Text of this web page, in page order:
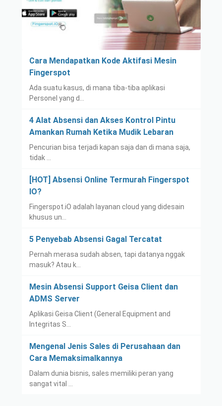
Cara Mendapatkan Kode Aktifasi Mesin
Fingerspot
Ada suatu kasus, di mana tiba-tiba aplikasi
Personel yang d…
4 Alat Absensi dan Akses Kontrol Pintu
Amankan Rumah Ketika Mudik Lebaran
Pencurian bisa terjadi kapan saja dan di mana saja,
tidak …
[HOT] Absensi Online Termurah Fingerspot
IO?
Fingerspot.iO adalah layanan cloud yang didesain
khusus un…
5 Penyebab Absensi Gagal Tercatat
Pernah merasa sudah absen, tapi datanya nggak
masuk? Atau k…
Mesin Absensi Support Geisa Client dan
ADMS Server
Aplikasi Geisa Client (General Equipment and
Integritas S…
Mengenal Jenis Sales di Perusahaan dan
Cara Memaksimalkannya
Dalam dunia bisnis, sales memiliki peran yang
sangat vital …